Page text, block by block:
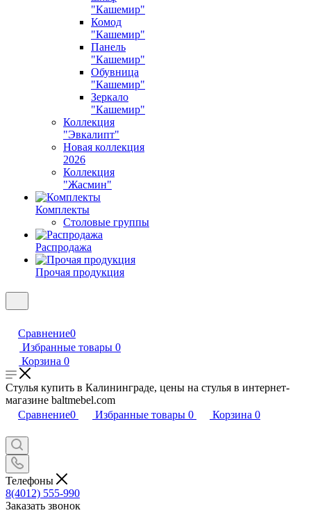
"Кашемир"
Комод
"Кашемир"
Панель
"Кашемир"
Обувница
"Кашемир"
Зеркало
"Кашемир"
Коллекция
"Эвкалипт"
Новая коллекция
2026
Коллекция
"Жасмин"
Комплекты
Столовые группы
Распродажа
Прочая продукция
Сравнение0
Избранные товары 0
Корзина 0
Стулья купить в Калининграде, цены на стулья в интернет-
магазине baltmebel.com
Сравнение0 Избранные товары 0 Корзина 0
Телефоны
8(4012) 555-990
Заказать звонок